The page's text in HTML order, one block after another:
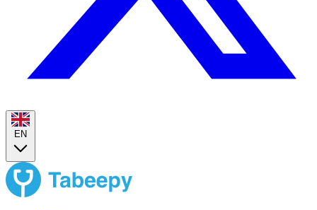
EN